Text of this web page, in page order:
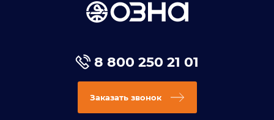
8 800 250 21 01
Заказать звонок